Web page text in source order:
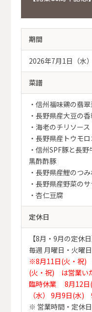
期間
2026年7月1日（水
菜譜
・信州福味鶏の翡
・長野県産大豆の
・海老のチリソース
・長野県産トウモ
・信州SPF豚と長
黒酢酢豚
・長野県産鯉のつ
・長野県産野菜の
・杏仁豆腐
定休日
【8月・9月の定休日
毎週 月曜日・火曜日
※8月11日(火・祝)
(火・祝) は営業い
臨時休業 8月12
（水） 9月9日(水
※ 営業時間・定休